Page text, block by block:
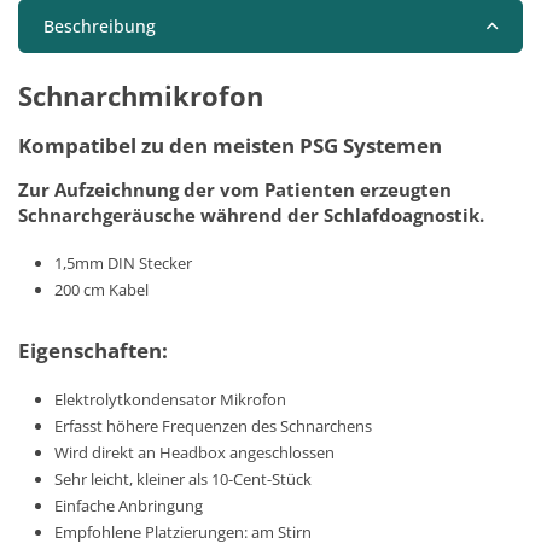
Beschreibung
Schnarchmikrofon
Kompatibel zu den meisten PSG Systemen
Zur Aufzeichnung der vom Patienten erzeugten
Schnarchgeräusche während der Schlafdoagnostik.
1,5mm DIN Stecker
200 cm Kabel
Eigenschaften:
Elektrolytkondensator Mikrofon
Erfasst höhere Frequenzen des Schnarchens
Wird direkt an Headbox angeschlossen
Sehr leicht, kleiner als 10-Cent-Stück
Einfache Anbringung
Empfohlene Platzierungen: am Stirn